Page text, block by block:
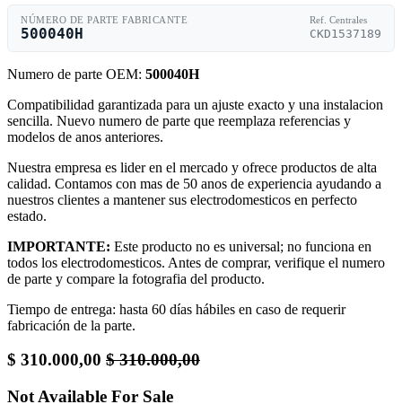
NÚMERO DE PARTE FABRICANTE
500040H
Ref. Centrales
CKD1537189
Numero de parte OEM: 500040H
Compatibilidad garantizada para un ajuste exacto y una instalacion
sencilla. Nuevo numero de parte que reemplaza referencias y
modelos de anos anteriores.
Nuestra empresa es lider en el mercado y ofrece productos de alta
calidad. Contamos con mas de 50 anos de experiencia ayudando a
nuestros clientes a mantener sus electrodomesticos en perfecto
estado.
IMPORTANTE: Este producto no es universal; no funciona en
todos los electrodomesticos. Antes de comprar, verifique el numero
de parte y compare la fotografia del producto.
Tiempo de entrega: hasta 60 días hábiles en caso de requerir
fabricación de la parte.
$ 310.000,00 $310.000,00
Not Available For Sale